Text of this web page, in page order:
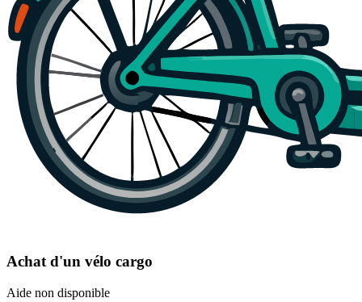
Achat d'un vélo cargo
Aide non disponible